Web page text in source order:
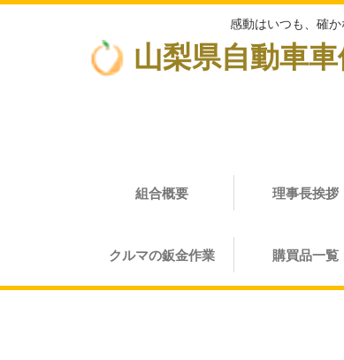
感動はいつも、確
山梨県自動車
組合概要 理事長挨拶
クルマの鈑金作業 購買品一覧